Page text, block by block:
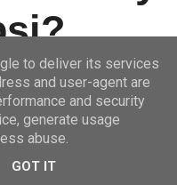
to deliver its services
and user-agent are
and security
generate usage
abuse.
GOT IT